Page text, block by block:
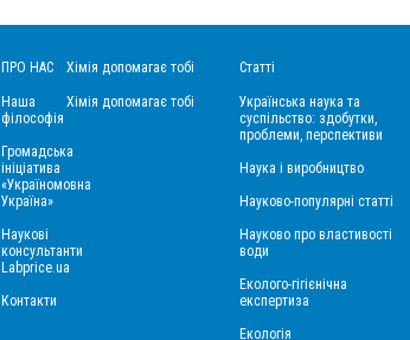
ПРО НАС
Наша
філософія
Громадська
ініціатива
«Україномовна
Україна»
Наукові
консультанти
Labprice.ua
Контакти
Хімія допомагає тобі
Хімія допомагає тобі
Статті
Українська наука та
суспільство: здобутки,
проблеми, перспективи
Наука і виробництво
Науково-популярні статті
Науково про властивості
води
Еколого-гігієнічна
експертиза
Екологія